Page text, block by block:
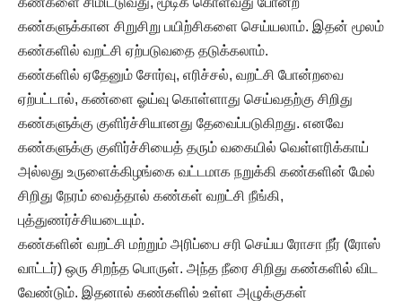
கண்களுக்கான சிறுசிறு பயிற்சிகளை செய்யலாம். இதன் மூலம்
கண்களில் வறட்சி ஏற்படுவதை தடுக்கலாம்.
கண்களில் ஏதேனும் சோர்வு, எரிச்சல், வறட்சி போன்றவை
ஏற்பட்டால், கண்ளை ஓய்வு கொள்ளாது செய்வதற்கு சிறிது
கண்களுக்கு குளிர்ச்சியானது தேவைப்படுகிறது. எனவே
கண்களுக்கு குளிர்ச்சியைத் தரும் வகையில் வெள்ளரிக்காய்
அல்லது உருளைக்கிழங்கை வட்டமாக நறுக்கி கண்களின் மேல்
சிறிது நேரம் வைத்தால் கண்கள் வறட்சி நீங்கி,
புத்துணர்ச்சியடையும்.
கண்களின் வறட்சி மற்றும் அரிப்பை சரி செய்ய ரோசா நீர் (ரோஸ்
வாட்டர்) ஒரு சிறந்த பொருள். அந்த நீரை சிறிது கண்களில் விட
வேண்டும். இதனால் கண்களில் உள்ள அழுக்குகள்